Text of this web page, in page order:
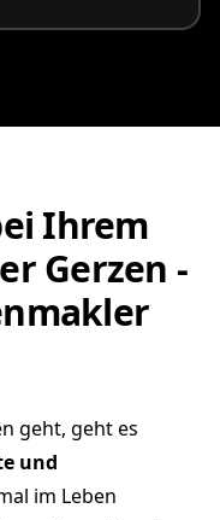
Ihrem
Gerzen -
geht, geht es
und
im Leben